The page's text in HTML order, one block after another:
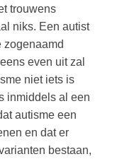
trouwens
niks. Een autist
zogenaamd
even uit zal
niet iets is
inmiddels al een
autisme een
en dat er
bestaan,